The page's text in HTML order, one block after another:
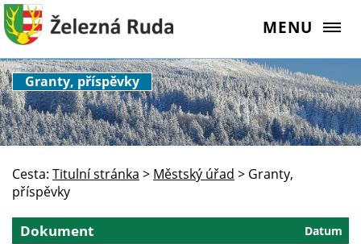
MENU
Granty, příspěvky
Cesta: Titulní stránka > Městský úřad > Granty,
příspěvky
Datum
Dokument